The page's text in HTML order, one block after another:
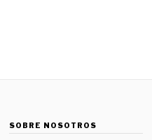
SOBRE NOSOTROS